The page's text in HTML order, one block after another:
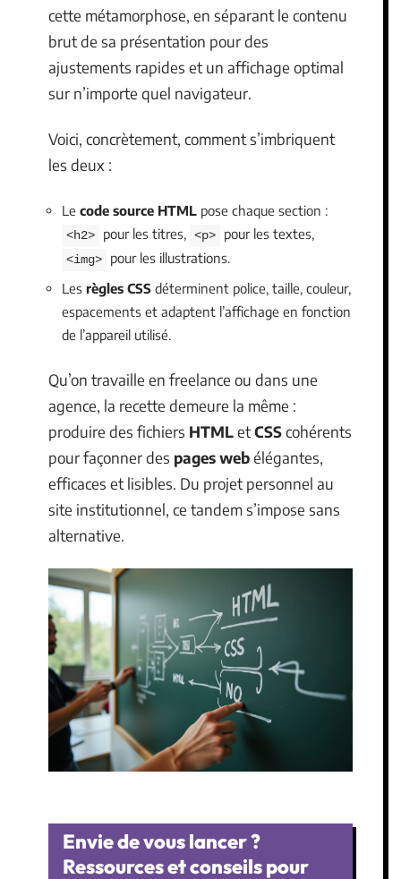
cette métamorphose, en séparant le contenu
brut de sa présentation pour des
ajustements rapides et un affichage optimal
sur n’importe quel navigateur.
Voici, concrètement, comment s’imbriquent
les deux :
Le code source HTML pose chaque section :
<h2> pour les titres, <p> pour les textes,
<img>
pour les illustrations.
Les règles CSS déterminent police, taille, couleur,
espacements et adaptent l’affichage en fonction
de l’appareil utilisé.
Qu’on travaille en freelance ou dans une
agence, la recette demeure la même :
produire des fichiers HTMLetCSScohérents
pour façonner des pages webélégantes,
efficaces et lisibles. Du projet personnel au
site institutionnel, ce tandem s’impose sans
alternative.
Envie de vous lancer ?
Ressources et conseils pour